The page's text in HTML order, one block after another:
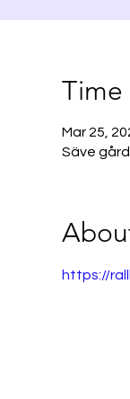
Time
Mar 25,
Säve
https://